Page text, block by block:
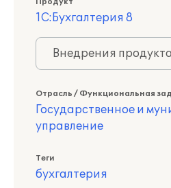
1С:Бухгалтерия 8
Внедрения
Отрасль / Функциональная
Государственное и
управление
Теги
бухгалтерия